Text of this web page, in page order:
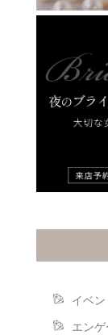
イベン
エンゲ